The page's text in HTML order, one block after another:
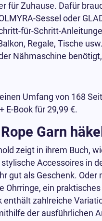
für Zuhause. Dafür
Sessel oder
für-Schritt-
Regale, Tische
Nähmaschine
Umfang von 168
E-Book für 29,99 €.
Garn
zeigt in ihrem Buch,
Accessoires in
gut als Geschenk.
Ohrringe, ein
enthält zahlreiche
der ausführlichen